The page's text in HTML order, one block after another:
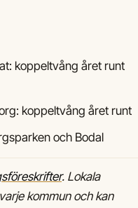
koppeltvång året runt
koppeltvång året runt
och Bodal
. Lokala
kommun och kan